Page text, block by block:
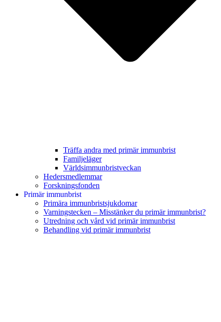
Träffa andra med primär immunbrist
Familjeläger
Världsimmunbristveckan
Hedersmedlemmar
Forskningsfonden
Primär immunbrist
Primära immunbristsjukdomar
Varningstecken – Misstänker du primär immunbrist?
Utredning och vård vid primär immunbrist
Behandling vid primär immunbrist